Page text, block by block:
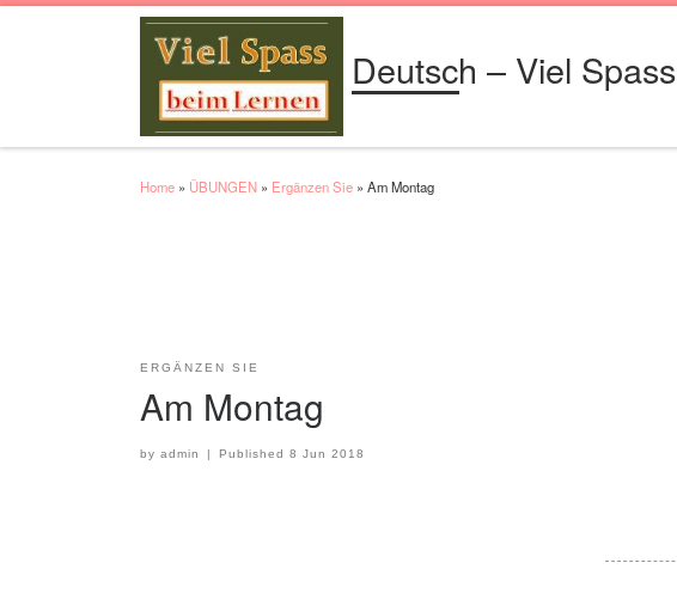
Deutsch – Viel Spass
Home » ÜBUNGEN » Ergänzen Sie » Am Montag
ERGÄNZEN SIE
Am Montag
by admin | Published8 Jun 2018